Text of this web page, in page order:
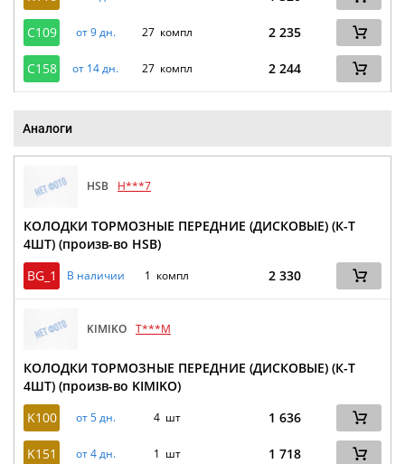
C109 от 9 дн. 27 компл 2 235
C158 от 14 дн. 27 компл 2 244
Аналоги
HSB H***7
КОЛОДКИ ТОРМОЗНЫЕ ПЕРЕДНИЕ (ДИСКОВЫЕ) (К-Т
4ШТ) (произв-во HSB)
BG_1
В наличии 1 компл 2 330
KIMIKO T***M
КОЛОДКИ ТОРМОЗНЫЕ ПЕРЕДНИЕ (ДИСКОВЫЕ) (К-Т
4ШТ) (произв-во KIMIKO)
K100
от 5 дн. 4 шт 1 636
K151 от 4 дн. 1 шт 1 718